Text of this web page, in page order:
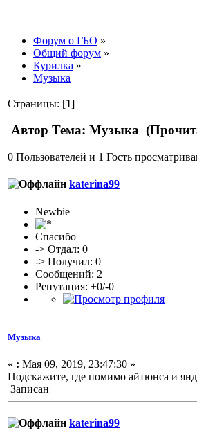
Форум о ГБО »
Общий форум »
Курилка »
Музыка
Страницы: [1]
Автор Тема: Музыка
0 Пользователей и 1 Гость
katerina99
Newbie
Спасибо
-> Отдал: 0
-> Получил: 0
Сообщений: 2
Репутация: +0/-0
Музыка
« : Мая 09, 2019, 23:47:30 »
Подскажите, где помимо айтюнса и
Записан
katerina99